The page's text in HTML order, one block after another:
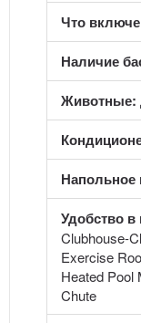
Что
Наличие
Животные:
Напольное
Удобство в
Clubhouse-
Exercise
Heated Pool
Chute